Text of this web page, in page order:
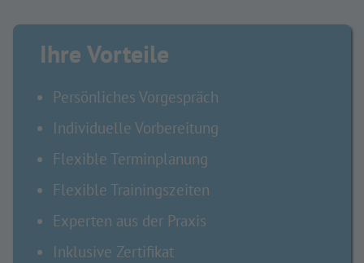
Ihre Vorteile
Persönliches Vorgespräch
Individuelle Vorbereitung
Flexible Terminplanung
Flexible Trainingszeiten
Experten aus der Praxis
Inklusive Zertifikat